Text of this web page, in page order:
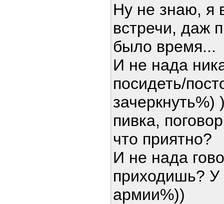
Ну не знаю, я
встречи, даж
было время...
И не нада
посидеть/
пивка,
что приятно?
И не нада
приходишь?
армии%))